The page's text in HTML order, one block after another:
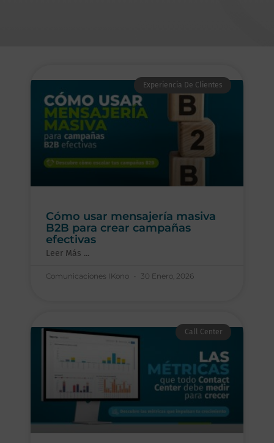
Experiencia De Clientes
Cómo usar mensajería masiva
B2B para crear campañas
efectivas
Leer Más ...
Comunicaciones IKono 30 Enero, 2026
Call Center